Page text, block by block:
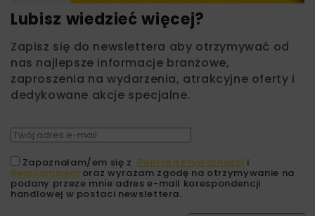
Lubisz wiedzieć więcej?
Zapisz się do newslettera aby otrzymywać od
nas najlepsze informacje branżowe,
zaproszenia na wydarzenia, atrakcyjne oferty i
dedykowane akcje specjalne.
Zapoznałam/em się z Polityką Prywatności i
Regulaminem oraz wyrażam zgodę na otrzymywanie na
podany przeze mnie adres e-mail korespondencji
handlowej w postaci newslettera.